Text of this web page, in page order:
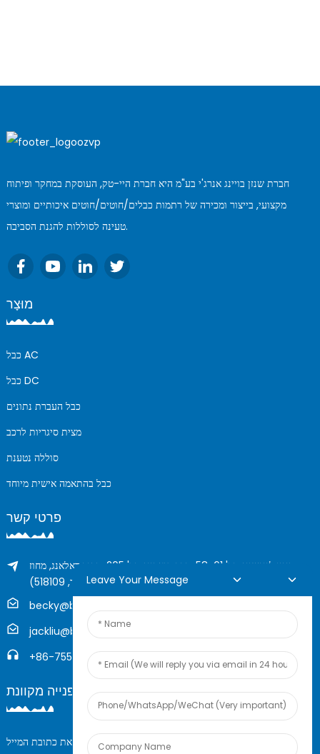
חברת שנזן בויינג אנרג'י בע"מ היא חברת היי-טק, העוסקת במחקר ופיתוח
מקצועי, בייצור ומכירה של רתמות כבלים/חוטים/חוטים איכותיים ומוצרי
טעינה לסוללות להגנת הסביבה.
מוּצָר
כבל AC
כבל DC
כבל העברת נתונים
מצית סיגריות לרכב
סוללה נטענת
כבל בהתאמה אישית מיוחד
פרטי קשר
בניין לונגשינג מס' 58-61, דרך הוארונג מס' 205, רחוב דאלאנג, מחוז
לונגהואה, שנזן, סין (מיקוד, 518109)
becky@boyingcable.com
jackliu@boyingcable.com
‎+86-755-21014277
פנייה מקוונת
לשאלות בנוגע למוצרים או למחירון שלנו, אנא השאירו לנו את כתובת המייל
Leave Your Message